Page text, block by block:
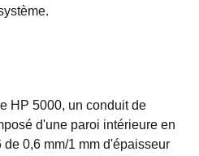
HP 5000, un conduit de
d'une paroi intérieure en
0,6 mm/1 mm d'épaisseur